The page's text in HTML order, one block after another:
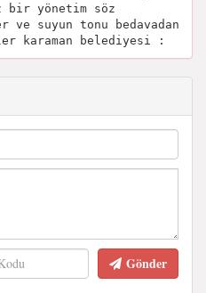
yönetim söz
ve suyun tonu bedavadan
karaman belediyesi :
Gönder